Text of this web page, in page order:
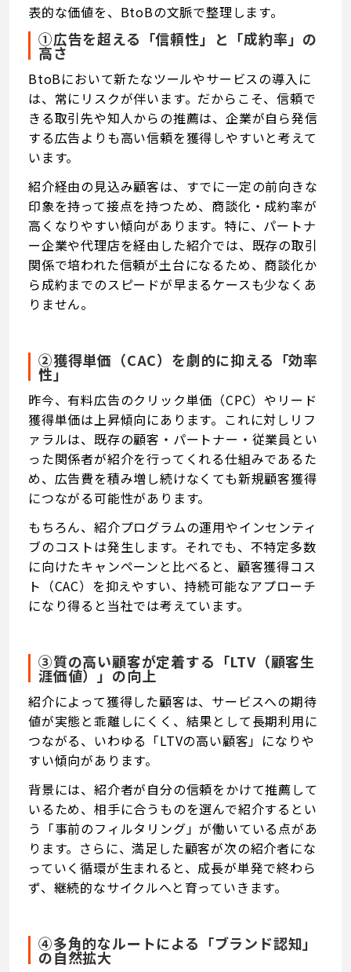
表的な価値を、BtoBの文脈で整理します。
①広告を超える「信頼性」と「成約率」の
高さ
BtoBにおいて新たなツールやサービスの導入に
は、常にリスクが伴います。だからこそ、信頼で
きる取引先や知人からの推薦は、企業が自ら発信
する広告よりも高い信頼を獲得しやすいと考えて
います。
紹介経由の見込み顧客は、すでに一定の前向きな
印象を持って接点を持つため、商談化・成約率が
高くなりやすい傾向があります。特に、パートナ
ー企業や代理店を経由した紹介では、既存の取引
関係で培われた信頼が土台になるため、商談化か
ら成約までのスピードが早まるケースも少なくあ
りません。
②獲得単価（CAC）を劇的に抑える「効率
性」
昨今、有料広告のクリック単価（CPC）やリード
獲得単価は上昇傾向にあります。これに対しリフ
ァラルは、既存の顧客・パートナー・従業員とい
った関係者が紹介を行ってくれる仕組みであるた
め、広告費を積み増し続けなくても新規顧客獲得
につながる可能性があります。
もちろん、紹介プログラムの運用やインセンティ
ブのコストは発生します。それでも、不特定多数
に向けたキャンペーンと比べると、顧客獲得コス
ト（CAC）を抑えやすい、持続可能なアプローチ
になり得ると当社では考えています。
③質の高い顧客が定着する「LTV（顧客生
涯価値）」の向上
紹介によって獲得した顧客は、サービスへの期待
値が実態と乖離しにくく、結果として長期利用に
つながる、いわゆる「LTVの高い顧客」になりや
すい傾向があります。
背景には、紹介者が自分の信頼をかけて推薦して
いるため、相手に合うものを選んで紹介するとい
う「事前のフィルタリング」が働いている点があ
ります。さらに、満足した顧客が次の紹介者にな
っていく循環が生まれると、成長が単発で終わら
ず、継続的なサイクルへと育っていきます。
④多角的なルートによる「ブランド認知」
の自然拡大